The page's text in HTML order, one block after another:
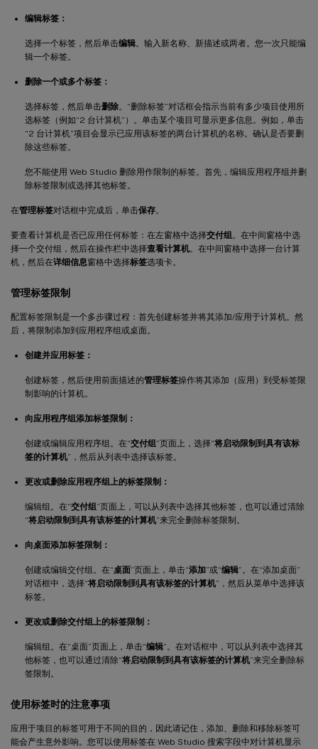
编辑标签：
选择一个标签，然后单击编辑。输入新名称、新描述或两者。您一次只能编
辑一个标签。
删除一个或多个标签：
选择标签，然后单击删除。“删除标签”对话框会指示当前有多少项目使用所
选标签（例如“2 台计算机”）。单击某个项目可显示更多信息。例如，单击
“2 台计算机”项目会显示已应用该标签的两台计算机的名称。确认是否要删
除这些标签。
您不能使用 Web Studio 删除用作限制的标签。首先，编辑应用程序组并删
除标签限制或选择其他标签。
在管理标签对话框中完成后，单击保存。
要查看计算机是否已应用任何标签：在左窗格中选择交付组 。在中间窗格中选
择一个交付组，然后在操作栏中选择查看计算机。在中间窗格中选择一台计算
机，然后在详细信息窗格中选择标签选项卡。
管理标签限制
配置标签限制是一个多步骤过程：首先创建标签并将其添加/应用于计算机。然
后，将限制添加到应用程序组或桌面。
创建并应用标签：
创建标签，然后使用前面描述的管理标签操作将其添加（应用）到受标签限
制影响的计算机。
向应用程序组添加标签限制：
创建或编辑应用程序组。在“交付组”页面上，选择“将启动限制到具有该标
签的计算机”，然后从列表中选择该标签。
更改或删除应用程序组上的标签限制：
编辑组。在“交付组”页面上，可以从列表中选择其他标签，也可以通过清除
“将启动限制到具有该标签的计算机”来完全删除标签限制。
向桌面添加标签限制：
创建或编辑交付组。在“桌面”页面上，单击“添加”或“编辑”。在“添加桌面”
对话框中，选择“将启动限制到具有该标签的计算机”，然后从菜单中选择该
标签。
更改或删除交付组上的标签限制：
编辑组。在“桌面”页面上，单击“编辑”。在对话框中，可以从列表中选择其
他标签，也可以通过清除“将启动限制到具有该标签的计算机”来完全删除标
签限制。
使用标签时的注意事项
应用于项目的标签可用于不同的目的，因此请记住，添加、删除和移除标签可
能会产生意外影响。您可以使用标签在 Web Studio 搜索字段中对计算机显示